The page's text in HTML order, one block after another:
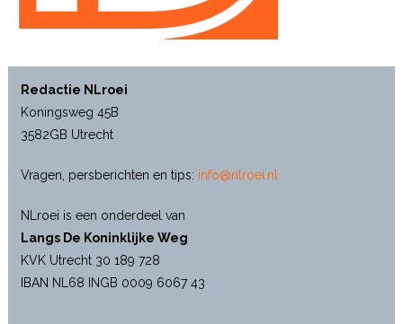
Redactie NLroei
Koningsweg 45B
3582GB Utrecht
Vragen, persberichten en tips: info@nlroei.nl
NLroei is een onderdeel van
Langs De Koninklijke Weg
KVK Utrecht 30 189 728
IBAN NL68 INGB 0009 6067 43